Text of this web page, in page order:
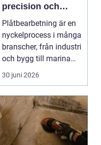
precision och
smarta lösningar
Plåtbearbetning är en
nyckelprocess i många
branscher, från industri
och bygg till marina
miljöer oc...
30 juni 2026